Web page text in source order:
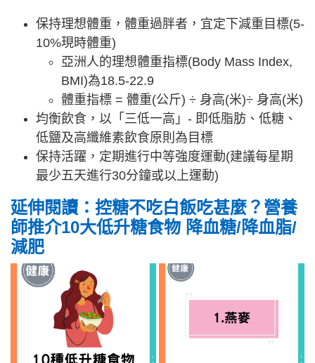
保持理想體重，體重過胖者，宜定下減重目標(5-
10%現時體重)
亞洲人的理想體重指標(Body Mass Index,
BMI)為18.5-22.9
體重指標 = 體重(公斤) ÷ 身高(米)÷ 身高(米)
均衡飲食，以「三低一高」- 即低脂肪、低糖、
低鹽及高纖維素飲食原則為目標
保持活躍，定期進行中等強度運動(建議每星期
最少五天進行30分鐘或以上運動)
延伸閱讀：控糖不吃白飯吃甚麼？營養
師推介10大低升糖食物 降血糖/降血脂/
減肥